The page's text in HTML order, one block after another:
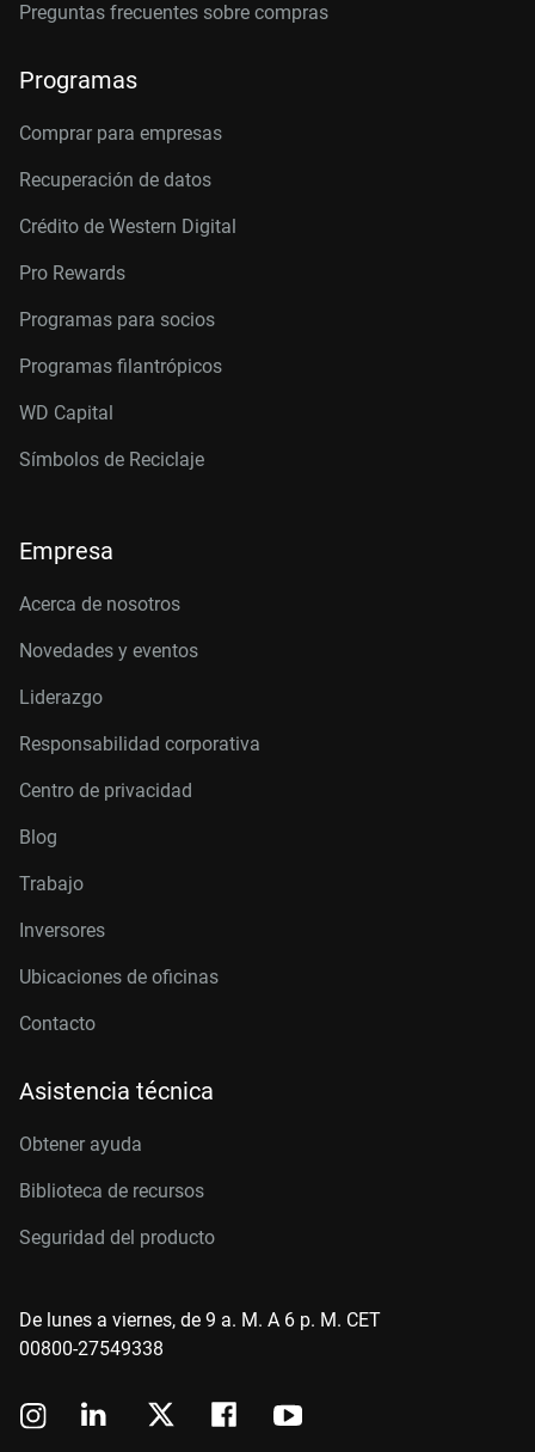
Preguntas frecuentes sobre compras
Programas
Comprar para empresas
Recuperación de datos
Crédito de Western Digital
Pro Rewards
Programas para socios
Programas filantrópicos
WD Capital
Símbolos de Reciclaje
Empresa
Acerca de nosotros
Novedades y eventos
Liderazgo
Responsabilidad corporativa
Centro de privacidad
Blog
Trabajo
Inversores
Ubicaciones de oficinas
Contacto
Asistencia técnica
Obtener ayuda
Biblioteca de recursos
Seguridad del producto
De lunes a viernes, de 9 a. M. A 6 p. M. CET
00800-27549338